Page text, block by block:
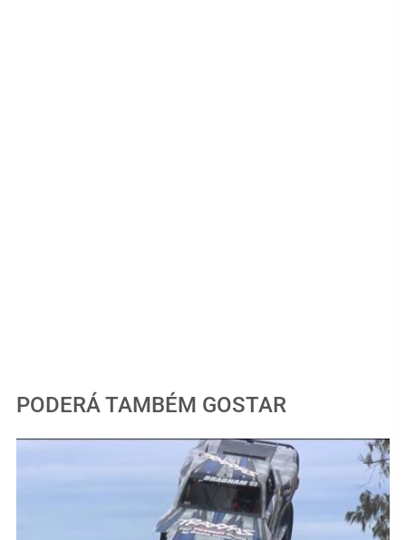
PODERÁ TAMBÉM GOSTAR